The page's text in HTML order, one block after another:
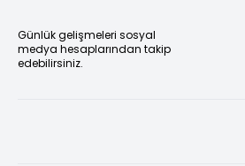
Günlük gelişmeleri sosyal
medya hesaplarından takip
edebilirsiniz.